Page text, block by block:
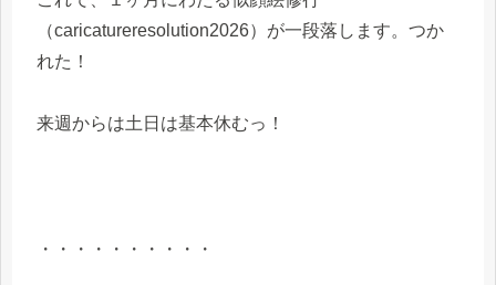
（caricatureresolution2026）が一段落します。つか
れた！
来週からは土日は基本休むっ！
・・・・・・・・・・